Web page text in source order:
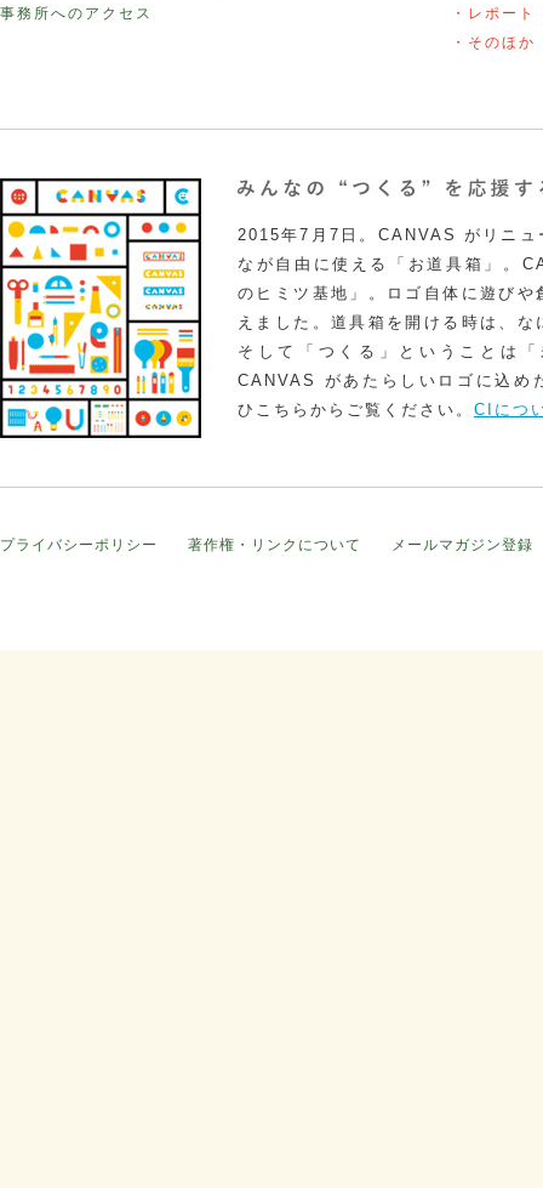
事務所へのアクセス
・レポート
・そのほか
2015年7月7日。CANVAS がリニュ
なが自由に使える「お道具箱」。
のヒミツ基地」。ロゴ自体に遊び
えました。道具箱を開ける時は、
そして「つくる」ということは
CANVAS があたらしいロゴに込め
ひこちらからご覧ください。 CIにつ
プライバシーポリシー 著作権・リンクについて メールマガジン登録